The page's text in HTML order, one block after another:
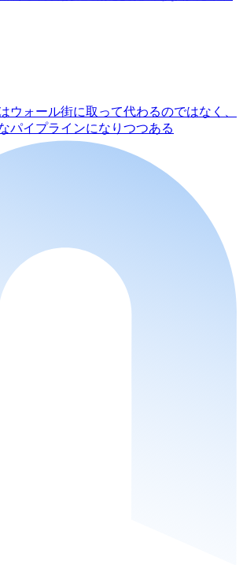
ウォール街に取って代わるのではなく、
パイプラインになりつつある